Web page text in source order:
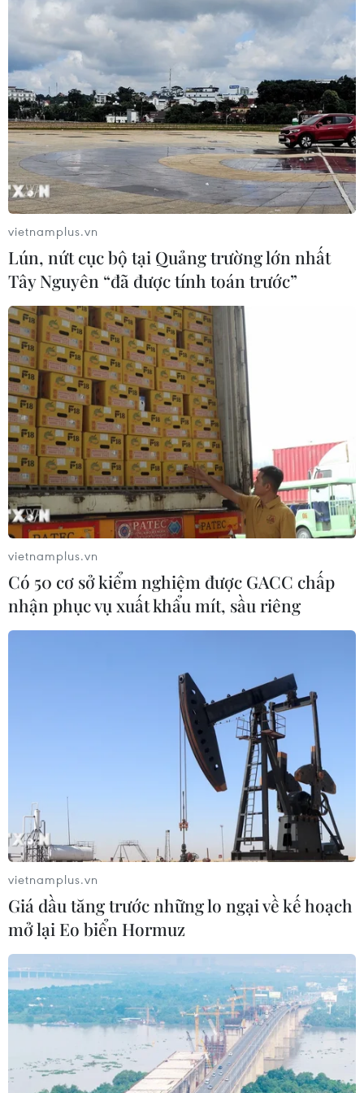
vietnamplus.vn
Lún, nứt cục bộ tại Quảng trường lớn nhất
Tây Nguyên “đã được tính toán trước”
vietnamplus.vn
Có 50 cơ sở kiểm nghiệm được GACC chấp
nhận phục vụ xuất khẩu mít, sầu riêng
vietnamplus.vn
Giá dầu tăng trước những lo ngại về kế hoạch
mở lại Eo biển Hormuz